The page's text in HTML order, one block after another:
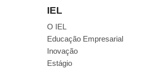
IEL
O IEL
Educação Empresarial
Inovação
Estágio